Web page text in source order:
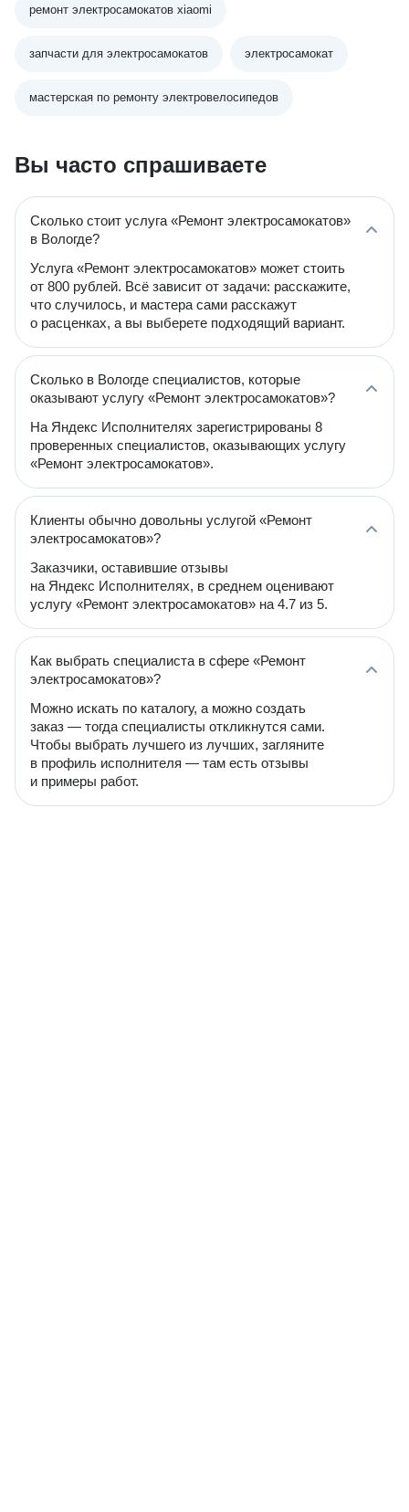
ремонт электросамокатов xiaomi
запчасти для электросамокатов электросамокат
мастерская по ремонту электровелосипедов
Вы часто спрашиваете
Сколько стоит услуга «Ремонт электросамокатов»
в Вологде?
Услуга «Ремонт электросамокатов» может стоить
от 800 рублей. Всё зависит от задачи: расскажите,
что случилось, и мастера сами расскажут
о расценках, а вы выберете подходящий вариант.
Сколько в Вологде специалистов, которые
оказывают услугу «Ремонт электросамокатов»?
На Яндекс Исполнителях зарегистрированы 8
проверенных специалистов, оказывающих услугу
«Ремонт электросамокатов».
Клиенты обычно довольны услугой «Ремонт
электросамокатов»?
Заказчики, оставившие отзывы
на Яндекс Исполнителях, в среднем оценивают
услугу «Ремонт электросамокатов» на 4.7 из 5.
Как выбрать специалиста в сфере «Ремонт
электросамокатов»?
Можно искать по каталогу, а можно создать
заказ — тогда специалисты откликнутся сами.
Чтобы выбрать лучшего из лучших, загляните
в профиль исполнителя — там есть отзывы
и примеры работ.